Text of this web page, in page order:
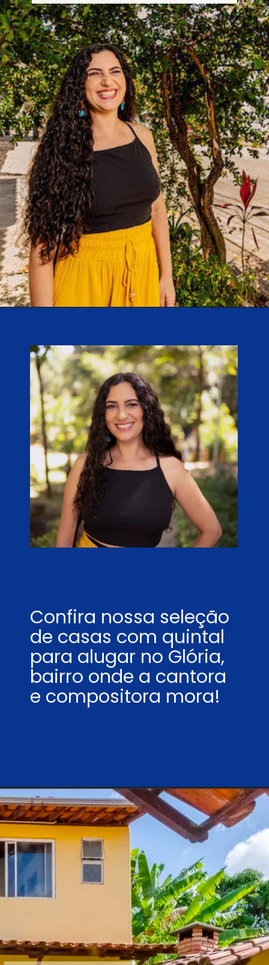
Confira nossa seleção
de casas com quintal
para alugar no Glória,
bairro onde a cantora
e compositora mora!